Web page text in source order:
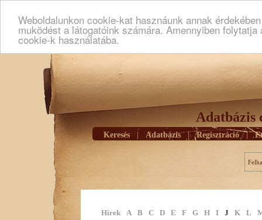
Weboldalunkon cookie-kat hasznáunk annak
muködést a látogatóink számára. Amennyiben
cookie-k használatába.
Adatbázis
Keresés Adatbázis | Regisztráció |
Hírek A B C D E F G H I J K L